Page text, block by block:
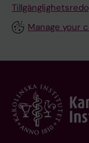
Manage your